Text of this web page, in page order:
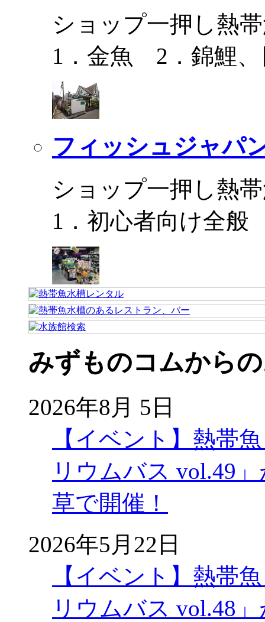
ショップ一押し熱
1．金魚 2．錦鯉、
フィッシュジャパ
ショップ一押し熱
1．初心者向け全
みずものコムから
2026年8月 5日
【イベント】熱帯
リウムバス vol.49
草で開催！
2026年5月22日
【イベント】熱帯
リウムバス vol.48